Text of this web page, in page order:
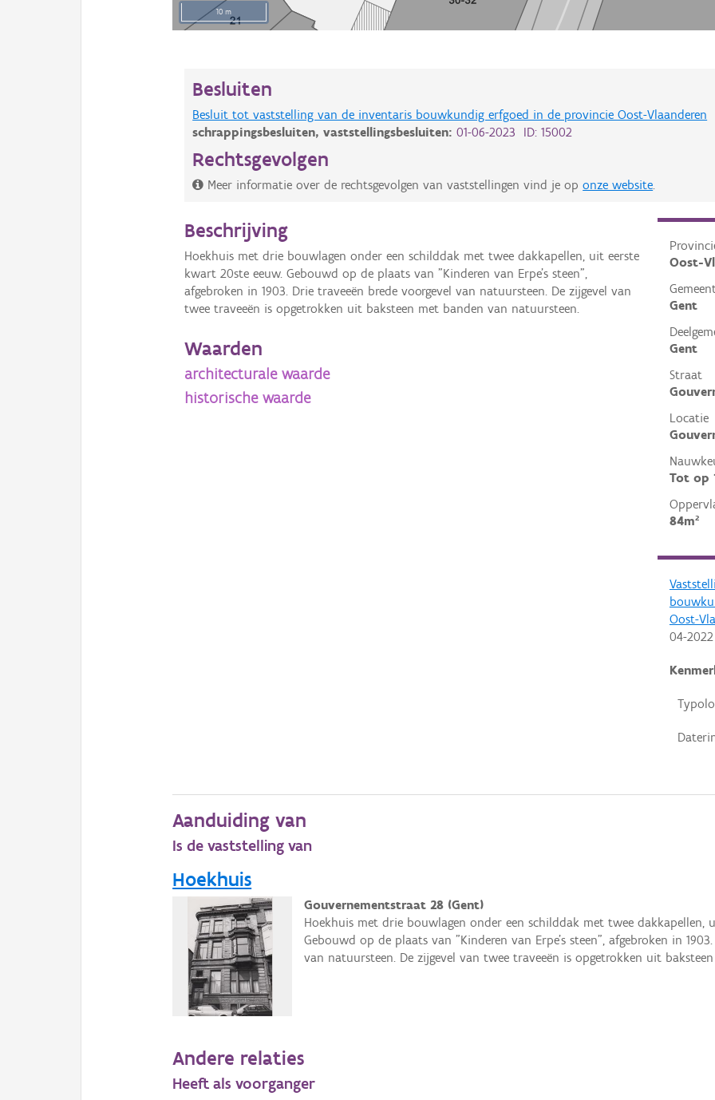
10 m
Besluiten
Besluit tot vaststelling van de inventaris bouwkundig erfgoed in de provincie Oost-Vlaanderen
schrappingsbesluiten,vaststellingsbesluiten:01-06-2023 ID: 15002
Rechtsgevolgen
Meer informatie over de rechtsgevolgen van vaststellingen vind je oponze website.
Oost-
Gent
Gent
Straat
Locatie
Tot op
84m²
Oost-
04-2022
Beschrijving
Hoekhuis met drie bouwlagen onder een schilddak met twee dakkapellen, uit eerste
kwart 20ste eeuw. Gebouwd op de plaats van "Kinderen van Erpe's steen",
afgebroken in 1903. Drie traveeën brede voorgevel van natuursteen. De zijgevel van
twee traveeën is opgetrokken uit baksteen met banden van natuursteen.
Waarden
architecturale waarde
historische waarde
Aanduiding van
Is de vaststelling van
Hoekhuis
Gouvernementstraat 28 (Gent)
Hoekhuis met drie bouwlagen onder een schilddak met twee dakkapellen,
Gebouwd op de plaats van "Kinderen van Erpe's steen", afgebroken in
van natuursteen. De zijgevel van twee traveeën is opgetrokken uit
Andere relaties
Heeft als voorganger